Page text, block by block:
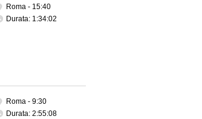
Roma - 15:40
Durata: 1:34:02
Roma - 9:30
Durata: 2:55:08